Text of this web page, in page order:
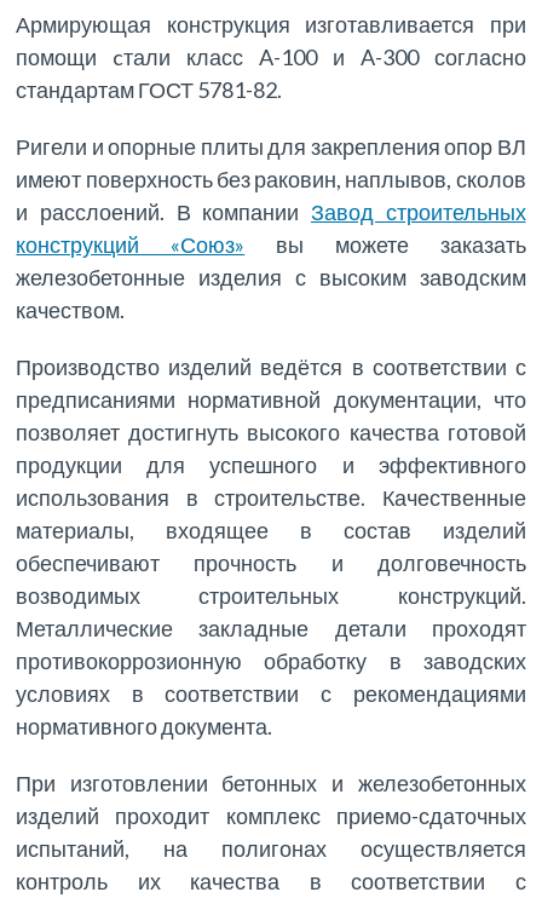
Армирующая конструкция изготавливается при
помощи cтали класс A-100 и A-300 согласно
стандартам ГОСТ 5781-82.
Ригели и опорные плиты для закрепления опор ВЛ
имеют поверхность без раковин, наплывов, сколов
и расслоений. В компании Завод строительных
конструкций «Союз» вы можете заказать
железобетонные изделия с высоким заводским
качеством.
Производство изделий ведётся в соответствии с
предписаниями нормативной документации, что
позволяет достигнуть высокого качества готовой
продукции для успешного и эффективного
использования в строительстве. Качественные
материалы, входящее в состав изделий
обеспечивают прочность и долговечность
возводимых строительных конструкций.
Металлические закладные детали проходят
противокоррозионную обработку в заводских
условиях в соответствии с рекомендациями
нормативного документа.
При изготовлении бетонных и железобетонных
изделий проходит комплекс приемо-сдаточных
испытаний, на полигонах осуществляется
контроль их качества в соответствии с